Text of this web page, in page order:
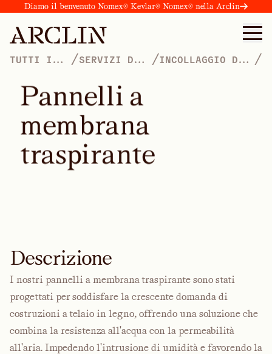
Diamo il benvenuto Nomex® Kevlar® Nomex® nella Arclin
TUTTI I
/SERVIZI DI
/INCOLLAGGIO DEL /
Pannelli a
membrana
traspirante
Descrizione
I nostri pannelli a membrana traspirante sono stati
progettati per soddisfare la crescente domanda di
costruzioni a telaio in legno, offrendo una soluzione che
combina la resistenza all'acqua con la permeabilità
all'aria. Impedendo l'intrusione di umidità e favorendo la